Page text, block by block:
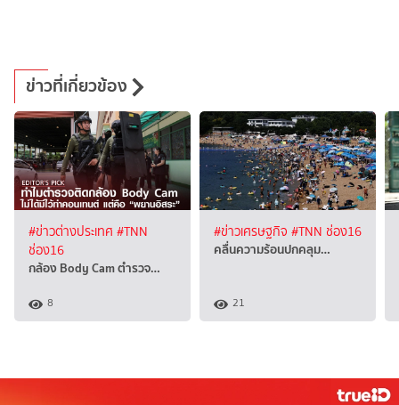
ข่าวที่เกี่ยวข้อง
#ข่าวต่างประเทศ #TNN
ช่อง16
กล้อง Body Cam ตำรวจ…
8
#ข่าวเศรษฐกิจ #TNN ช่อง16
คลื่นความร้อนปกคลุม…
21